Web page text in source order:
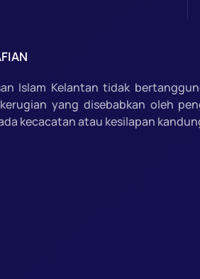
Islam Kelantan tidak
yang disebabkan oleh
kecacatan atau kesilapan